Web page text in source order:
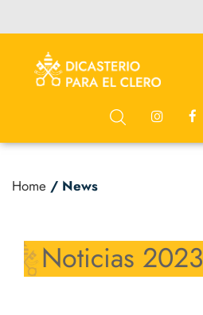
Home / News
Noticias 2023